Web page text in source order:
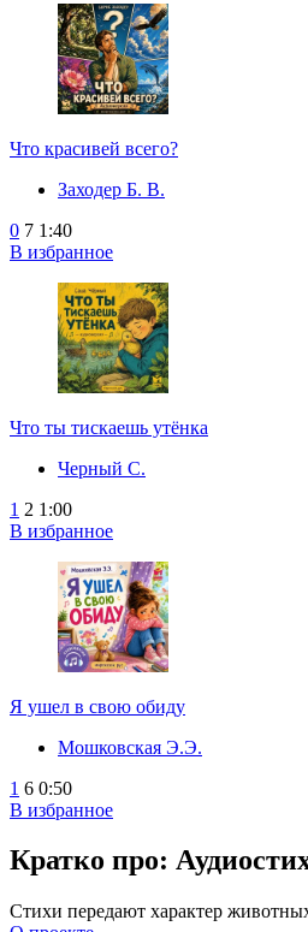
Что красивей всего?
Заходер Б. В.
0 7 1:40
В избранное
Что ты тискаешь утёнка
Черный С.
1 2 1:00
В избранное
Я ушел в свою обиду
Мошковская Э.Э.
1 6 0:50
В избранное
Кратко про:
Стихи передают характер